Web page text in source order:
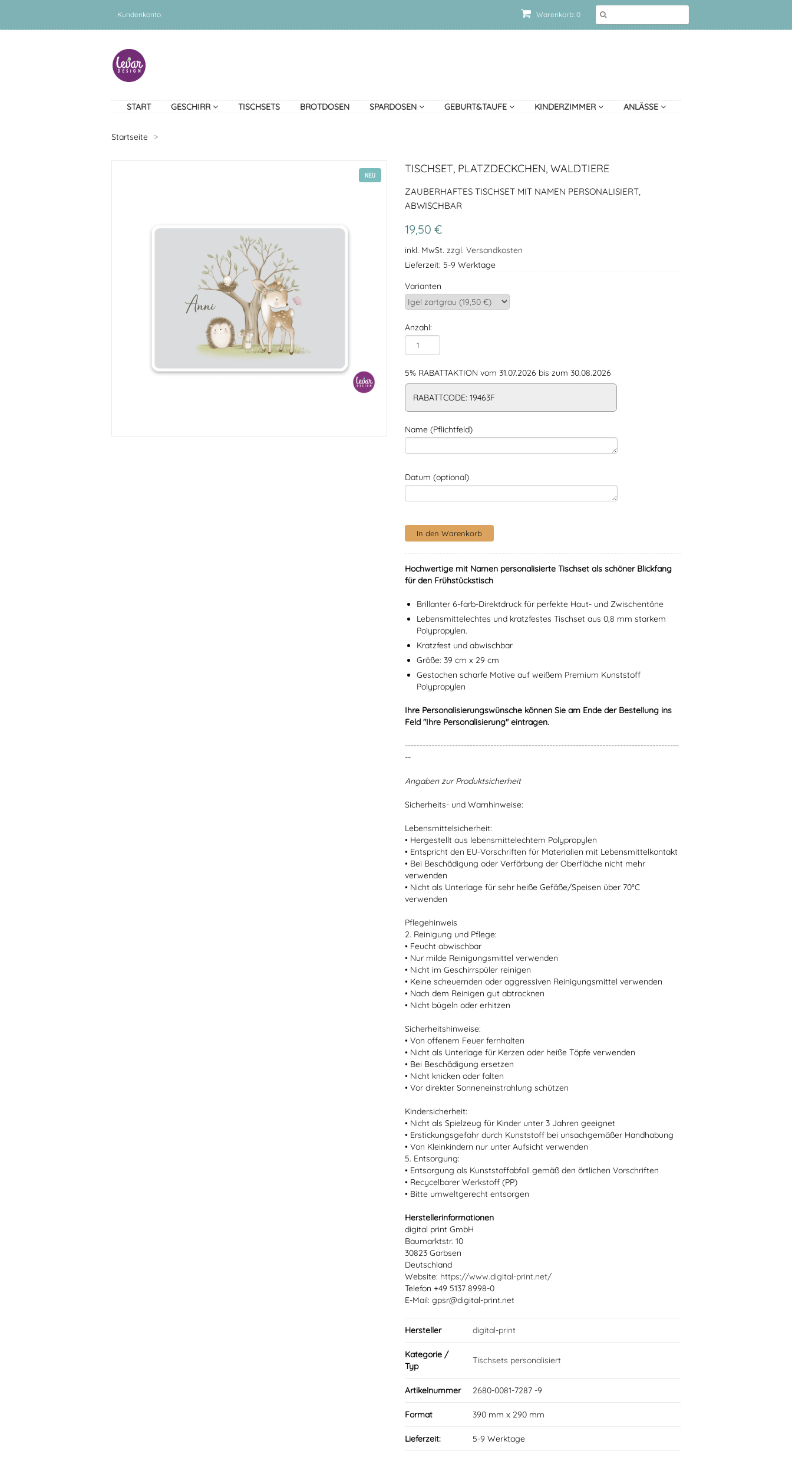
Warenkorb: 0
Kundenkonto
START GESCHIRR TISCHSETS BROTDOSEN SPARDOSEN GEBURT&TAUFE KINDERZIMMER ANLÄSSE
Startseite >
NEU TISCHSET, PLATZDECKCHEN, WALDTIERE
ZAUBERHAFTES TISCHSET MIT NAMEN PERSONALISIERT,
ABWISCHBAR
19,50 €
inkl. MwSt. zzgl. Versandkosten
Lieferzeit: 5-9 Werktage
Varianten
Anzahl:
5% RABATTAKTION vom 31.07.2026 bis zum 30.08.2026
RABATTCODE: 19463F
Name (Pflichtfeld)
Datum (optional)
Hochwertige mit Namen personalisierte Tischset als schöner Blickfang
für den Frühstückstisch
Brillanter 6-farb-Direktdruck für perfekte Haut- und Zwischentöne
Lebensmittelechtes und kratzfestes Tischset aus 0,8 mm starkem
Polypropylen.
Kratzfest und abwischbar
Größe: 39 cm x 29 cm
Gestochen scharfe Motive auf weißem Premium Kunststoff
Polypropylen
Ihre Personalisierungswünsche können Sie am Ende der Bestellung ins
Feld "Ihre Personalisierung" eintragen.
---------------------------------------------------------------------------------------------
--
Angaben zur Produktsicherheit
Sicherheits- und Warnhinweise:
Lebensmittelsicherheit:
• Hergestellt aus lebensmittelechtem Polypropylen
• Entspricht den EU-Vorschriften für Materialien mit Lebensmittelkontakt
• Bei Beschädigung oder Verfärbung der Oberfläche nicht mehr
verwenden
• Nicht als Unterlage für sehr heiße Gefäße/Speisen über 70°C
verwenden
Pflegehinweis
2. Reinigung und Pflege:
• Feucht abwischbar
• Nur milde Reinigungsmittel verwenden
• Nicht im Geschirrspüler reinigen
• Keine scheuernden oder aggressiven Reinigungsmittel verwenden
• Nach dem Reinigen gut abtrocknen
• Nicht bügeln oder erhitzen
Sicherheitshinweise:
• Von offenem Feuer fernhalten
• Nicht als Unterlage für Kerzen oder heiße Töpfe verwenden
• Bei Beschädigung ersetzen
• Nicht knicken oder falten
• Vor direkter Sonneneinstrahlung schützen
Kindersicherheit:
• Nicht als Spielzeug für Kinder unter 3 Jahren geeignet
• Erstickungsgefahr durch Kunststoff bei unsachgemäßer Handhabung
• Von Kleinkindern nur unter Aufsicht verwenden
5. Entsorgung:
• Entsorgung als Kunststoffabfall gemäß den örtlichen Vorschriften
• Recycelbarer Werkstoff (PP)
• Bitte umweltgerecht entsorgen
Herstellerinformationen
digital print GmbH
Baumarktstr. 10
30823 Garbsen
Deutschland
Website: https://www.digital-print.net/
Telefon +49 5137 8998-0
E-Mail: gpsr@digital-print.net
Hersteller digital-print
Kategorie /
Typ
Tischsets personalisiert
Artikelnummer 2680-0081-7287 -9
Format 390 mm x 290 mm
Lieferzeit: 5-9 Werktage